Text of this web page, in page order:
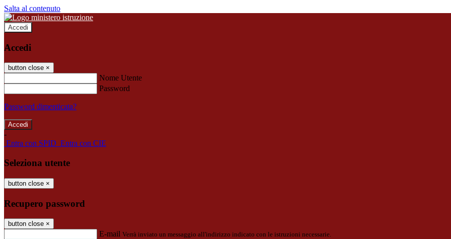
Salta al contenuto
Accedi
Accedi
button close ×
Nome Utente
Password
Password dimenticata?
-
Entra con SPID Entra con CIE
Seleziona utente
button close ×
Recupero password
button close ×
E-mail Verrà inviato un messaggio all'indirizzo indicato con le istruzioni necessarie.